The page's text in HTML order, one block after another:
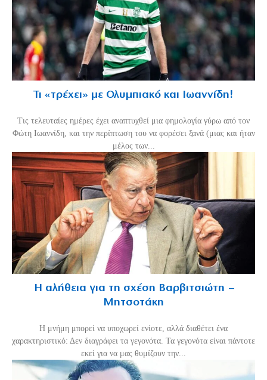
Τι «τρέχει» με Ολυμπιακό και Ιωαννίδη!
Τις τελευταίες ημέρες έχει αναπτυχθεί μια φημολογία γύρω από τον
Φώτη Ιωαννίδη, και την περίπτωση του να φορέσει ξανά (μιας και ήταν
μέλος των...
Η αλήθεια για τη σχέση Βαρβιτσιώτη –
Μητσοτάκη
H μνήμη μπορεί να υποχωρεί ενίοτε, αλλά διαθέτει ένα
χαρακτηριστικό: Δεν διαγράφει τα γεγονότα. Τα γεγονότα είναι πάντοτε
εκεί για να μας θυμίζουν την...